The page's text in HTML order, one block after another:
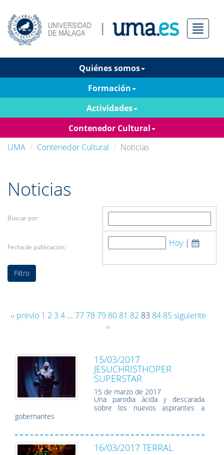
Menú
Quiénes somos
Formación
Actividades
Contenedor Cultural
UMA
Contenedor Cultural Noticias
Noticias
Buscar por:
Fecha de publicación: Hoy|
‹‹ previo 1 2 3 4... 77 78 79 80 81 82 83 84 85 siguiente
››
15/03/2017
JESUCHRISTHOPER
SUPERSTAR
15 de marzo de 2017
Una parodia ácida y descarada
sobre los nuevos aspirantes a
gobernantes
16/03/2017 TERRAL